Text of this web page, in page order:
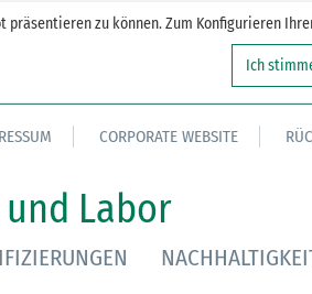
präsentieren zu können. Zum Konfigurieren
Ich
CORPORATE WEBSITE
Labor